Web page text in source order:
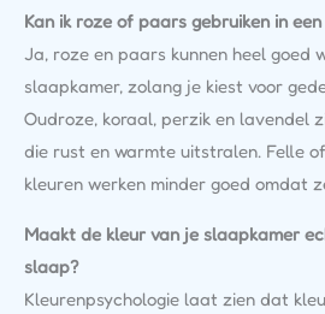
Kan ik roze of paars gebruiken in
Ja, roze en paars kunnen heel goed
slaapkamer, zolang je kiest voor
Oudroze, koraal, perzik en lavendel
die rust en warmte uitstralen. Felle
kleuren werken minder goed omdat
Maakt de kleur van je slaapkamer
slaap?
Kleurenpsychologie laat zien dat